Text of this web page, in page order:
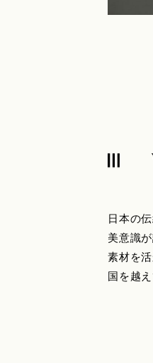
日本の
美意識
素材を
国を越